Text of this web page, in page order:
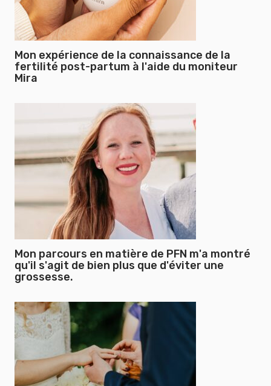
Mon expérience de la connaissance de la
fertilité post-partum à l'aide du moniteur
Mira
Mon parcours en matière de PFN m'a montré
qu'il s'agit de bien plus que d'éviter une
grossesse.